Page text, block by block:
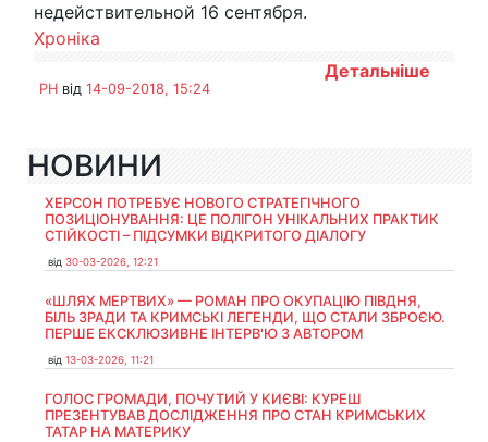
недействительной 16 сентября.
Хроніка
Детальніше
PH від 14-09-2018, 15:24
НОВИНИ
ХЕРСОН ПОТРЕБУЄ НОВОГО СТРАТЕГІЧНОГО
ПОЗИЦІОНУВАННЯ: ЦЕ ПОЛІГОН УНІКАЛЬНИХ ПРАКТИК
СТІЙКОСТІ – ПІДСУМКИ ВІДКРИТОГО ДІАЛОГУ
від 30-03-2026, 12:21
«ШЛЯХ МЕРТВИХ» — РОМАН ПРО ОКУПАЦІЮ ПІВДНЯ,
БІЛЬ ЗРАДИ ТА КРИМСЬКІ ЛЕГЕНДИ, ЩО СТАЛИ ЗБРОЄЮ.
ПЕРШЕ ЕКСКЛЮЗИВНЕ ІНТЕРВ'Ю З АВТОРОМ
від 13-03-2026, 11:21
ГОЛОС ГРОМАДИ, ПОЧУТИЙ У КИЄВІ: КУРЕШ
ПРЕЗЕНТУВАВ ДОСЛІДЖЕННЯ ПРО СТАН КРИМСЬКИХ
ТАТАР НА МАТЕРИКУ